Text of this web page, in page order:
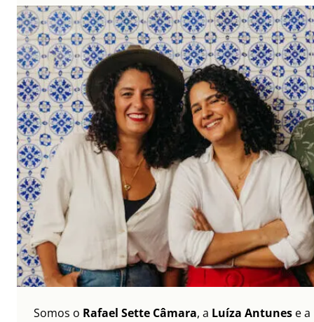
Somos o Rafael Sette Câmara, a Luíza Antunes e a